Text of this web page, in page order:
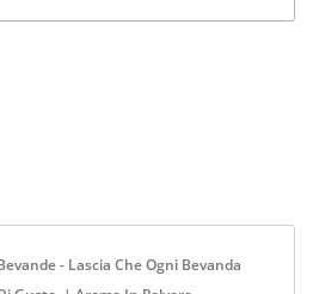
- Lascia Che Ogni Bevanda